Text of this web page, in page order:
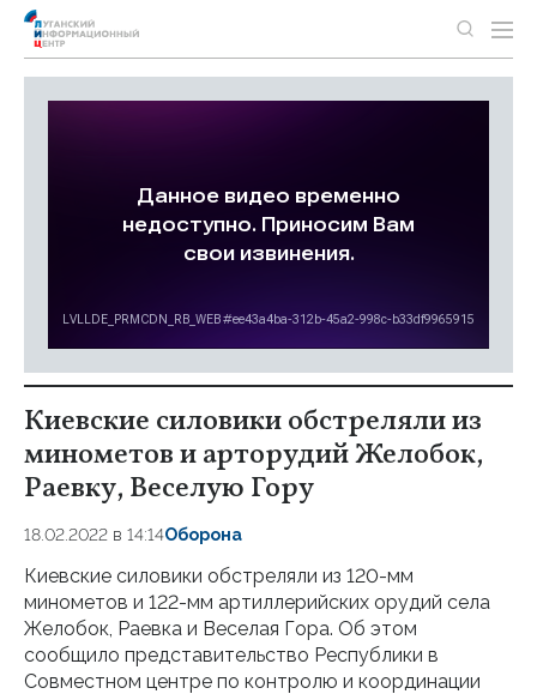
Киевские силовики обстреляли из
минометов и арторудий Желобок,
Раевку, Веселую Гору
18.02.2022 в 14:14Оборона
Киевские силовики обстреляли из 120-мм
минометов и 122-мм артиллерийских орудий села
Желобок, Раевка и Веселая Гора. Об этом
сообщило представительство Республики в
Совместном центре по контролю и координации